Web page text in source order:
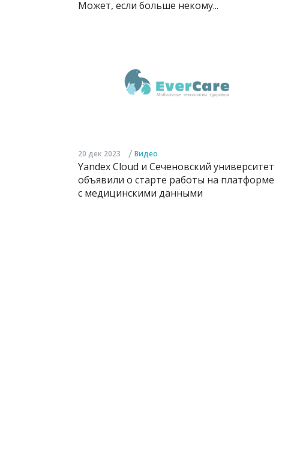
Может, если больше некому...
20 дек 2023 / Видео
Yandex Cloud и Сеченовский университет
объявили о старте работы на платформе
с медицинскими данными